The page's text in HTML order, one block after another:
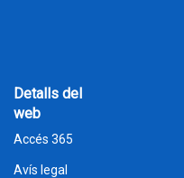
Detalls del
web
Accés 365
Avís legal